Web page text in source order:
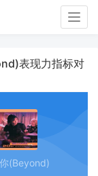
表现力指标对
(Beyond)